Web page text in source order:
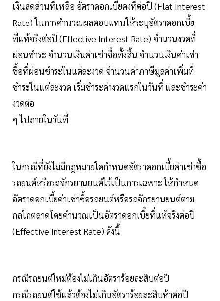
เงินสดส่วนที่เหลือ อัตราดอกเบี้ยคงที่ต่อปี (Flat Interest
Rate) ในการคำนวณผลตอบแทนให้ระบุอัตราดอกเบี้ย
ที่แท้จริงต่อปี (Effective Interest Rate) จำนวนงวดที่
ผ่อนชำระ จำนวนเงินค่าเช่าซื้อทั้งสิ้น จำนวนเงินค่าเช่า
ซื้อที่ผ่อนชำระในแต่ละงวด จำนวนค่าภาษีมูลค่าเพิ่มที่
ชำระในแต่ละงวด เริ่มชำระค่างวดแรกในวันที่ และชำระค่า
งวดต่อ
ๆ ไปภายในวันที่
ในกรณีที่ยังไม่มีกฎหมายใดกำหนดอัตราดอกเบี้ยค่าเช่าซื้อ
รถยนต์หรือรถจักรยานยนต์ไว้เป็นการเฉพาะ ให้กำหนด
อัตราดอกเบี้ยค่าเช่าซื้อรถยนต์หรือรถจักรยานยนต์ตาม
กลไกตลาดโดยคำนวณเป็นอัตราดอกเบี้ยที่แท้จริงต่อปี
(Effective Interest Rate) ดังนี้
กรณีรถยนต์ใหม่ต้องไม่เกินอัตราร้อยละสิบต่อปี
กรณีรถยนต์ใช้แล้วต้องไม่เกินอัตราร้อยละสิบห้าต่อปี